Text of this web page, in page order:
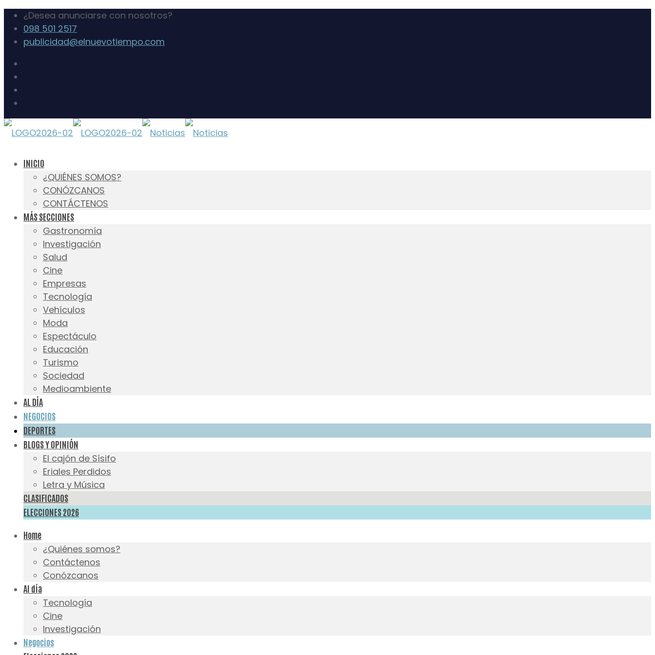
¿Desea anunciarse con nosotros?
098 501 2517
publicidad@elnuevotiempo.com
INICIO
¿QUIÉNES SOMOS?
CONÓZCANOS
CONTÁCTENOS
MÁS SECCIONES
Gastronomía
Investigación
Salud
Cine
Empresas
Tecnología
Vehículos
Moda
Espectáculo
Educación
Turismo
Sociedad
Medioambiente
AL DÍA
NEGOCIOS
DEPORTES
BLOGS Y OPINIÓN
El cajón de Sísifo
Eriales Perdidos
Letra y Música
CLASIFICADOS
ELECCIONES 2026
Home
¿Quiénes somos?
Contáctenos
Conózcanos
Al día
Tecnología
Cine
Investigación
Negocios